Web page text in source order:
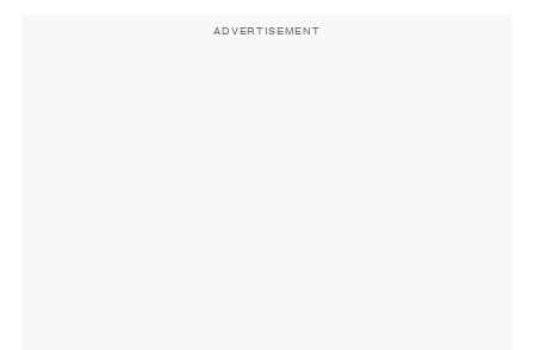
ADVERTISEMENT